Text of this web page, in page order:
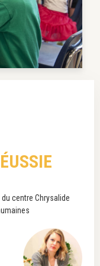
centre Chrysalide